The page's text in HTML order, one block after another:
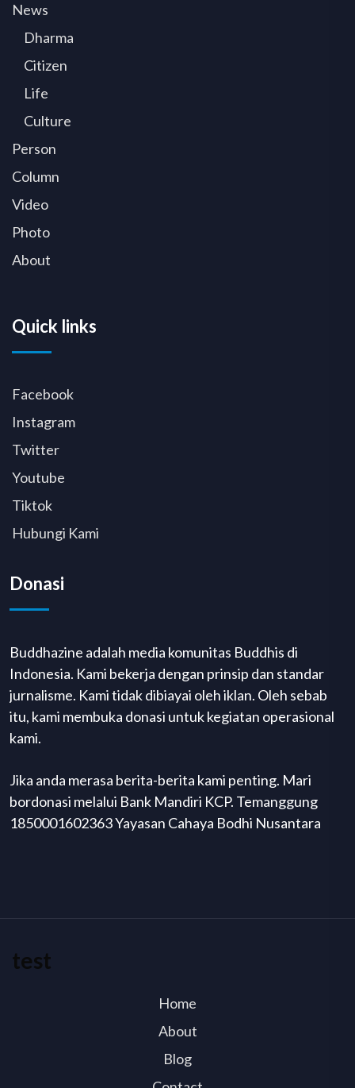
News
Dharma
Citizen
Life
Culture
Person
Column
Video
Photo
About
Quick links
Facebook
Instagram
Twitter
Youtube
Tiktok
Hubungi Kami
Donasi
Buddhazine adalah media komunitas Buddhis di
Indonesia. Kami bekerja dengan prinsip dan standar
jurnalisme. Kami tidak dibiayai oleh iklan. Oleh sebab
itu, kami membuka donasi untuk kegiatan operasional
kami.
Jika anda merasa berita-berita kami penting. Mari
bordonasi melalui Bank Mandiri KCP. Temanggung
1850001602363 Yayasan Cahaya Bodhi Nusantara
test
Home
About
Blog